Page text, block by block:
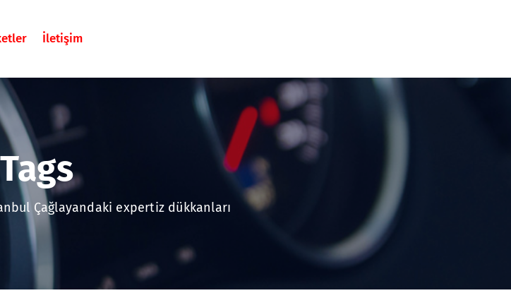
İletişim
Tags
Çağlayandaki expertiz dükkanları